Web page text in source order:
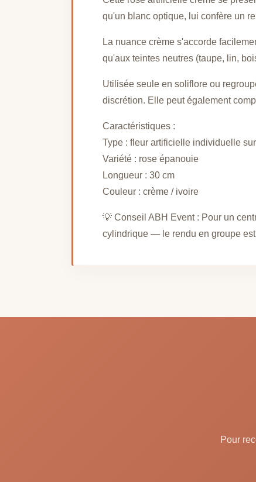
qu'un blanc optique, lui confère un
La nuance crème s'accorde
qu'aux teintes neutres (taupe, lin,
Utilisée seule en soliflore ou
discrétion. Elle peut également
Caractéristiques :
Type : fleur artificielle individuelle
Variété : rose épanouie
Longueur : 30 cm
Couleur : crème / ivoire
💡 Conseil ABH Event : Pour un
cylindrique — le rendu en groupe
Pour